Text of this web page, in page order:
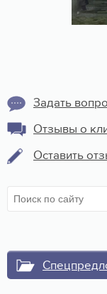
Задать
Отзывы о
Оставить